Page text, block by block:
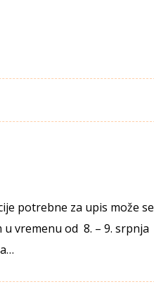
potrebne za upis može se
vremenu od 8. – 9. srpnja